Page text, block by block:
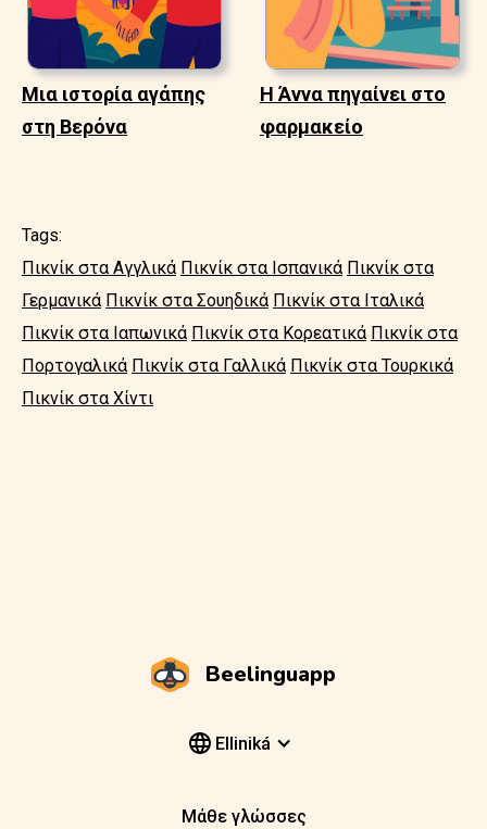
Μια ιστορία αγάπης
στη Βερόνα
Η Άννα πηγαίνει στο
φαρμακείο
Tags:
Πικνίκ στα Αγγλικά Πικνίκ στα Ισπανικά Πικνίκ στα
Γερμανικά Πικνίκ στα Σουηδικά Πικνίκ στα Ιταλικά
Πικνίκ στα Ιαπωνικά Πικνίκ στα Κορεατικά Πικνίκ στα
Πορτογαλικά Πικνίκ στα Γαλλικά Πικνίκ στα Τουρκικά
Πικνίκ στα Χίντι
Beelinguapp
Elliniká
Μάθε γλώσσες